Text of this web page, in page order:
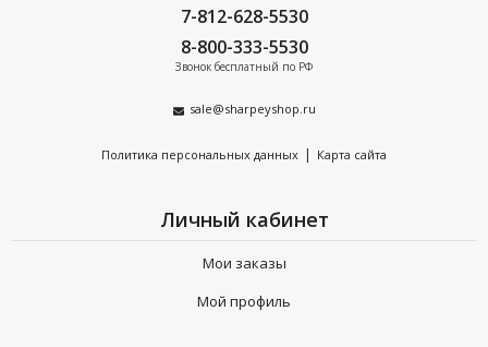
7-812-628-5530
8-800-333-5530
Звонок бесплатный по РФ
sale@sharpeyshop.ru
Политика персональных данных | Карта сайта
Личный кабинет
Мои заказы
Мой профиль